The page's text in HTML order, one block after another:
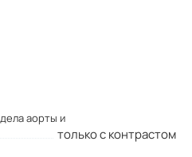
аорты и
только с контрастом